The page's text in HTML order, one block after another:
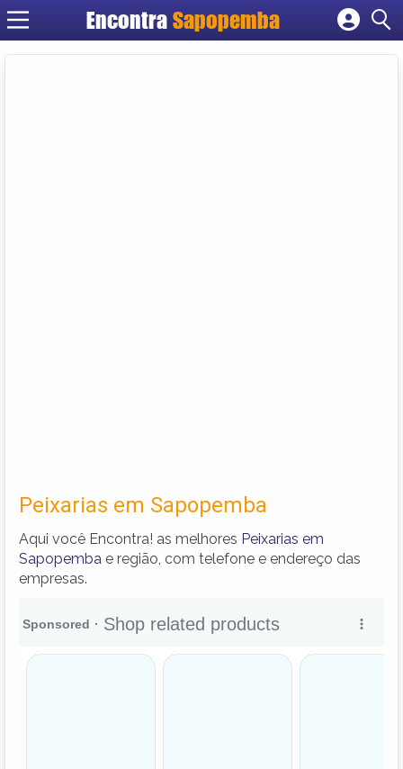
Encontra Sapopemba
Cadastrar empresa
Peixarias em Sapopemba
Aqui você Encontra! as melhores Peixarias em
Sapopemba e região, com telefone e endereço das
empresas.